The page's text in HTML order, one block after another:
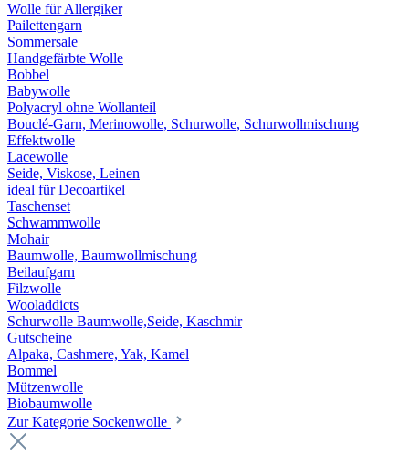
Wolle für Allergiker
Pailettengarn
Sommersale
Handgefärbte Wolle
Bobbel
Babywolle
Polyacryl ohne Wollanteil
Bouclé-Garn, Merinowolle, Schurwolle, Schurwollmischung
Effektwolle
Lacewolle
Seide, Viskose, Leinen
ideal für Decoartikel
Taschenset
Schwammwolle
Mohair
Baumwolle, Baumwollmischung
Beilaufgarn
Filzwolle
Wooladdicts
Schurwolle Baumwolle,Seide, Kaschmir
Gutscheine
Alpaka, Cashmere, Yak, Kamel
Bommel
Mützenwolle
Biobaumwolle
Zur Kategorie Sockenwolle